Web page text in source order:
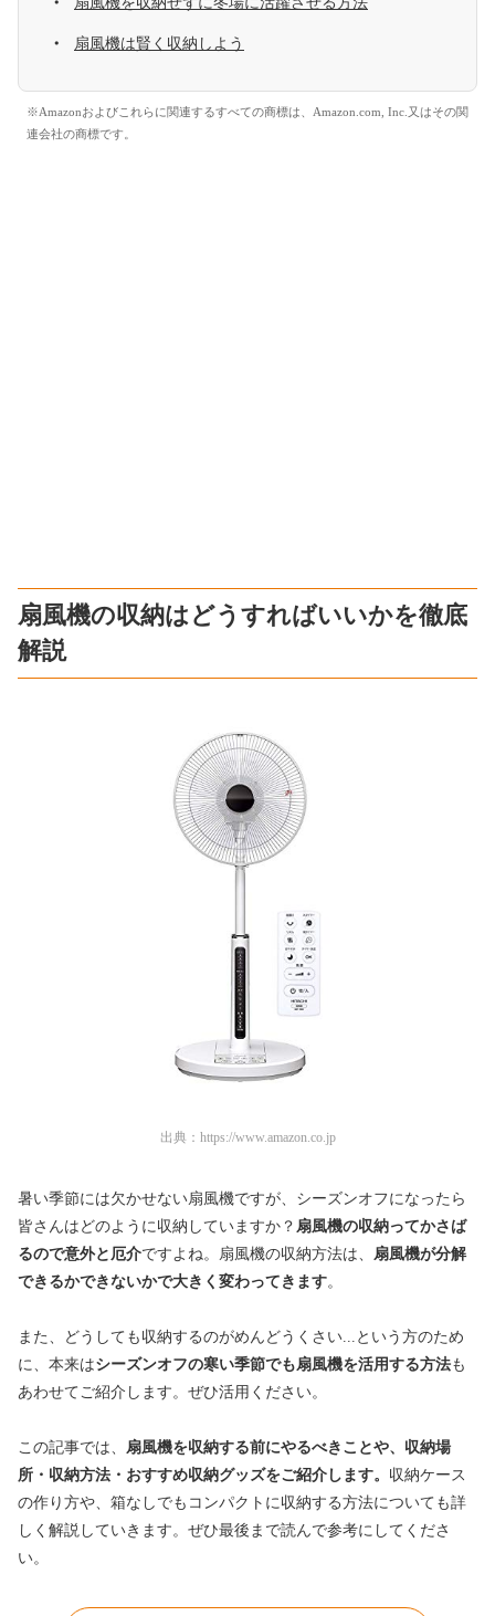
扇風機は賢く収納しよう
※Amazonおよびこれらに関連するすべての商標は、Amazon.com, Inc.又はその関
連会社の商標です。
扇風機の収納はどうすればいいかを徹底
解説
出典： https://www.amazon.co.jp
暑い季節には欠かせない扇風機ですが、シーズンオフになったら
皆さんはどのように収納していますか？ 扇風機の収納ってかさば
るので意外と厄介ですよね。扇風機の収納方法は、 扇風機が分解
できるかできないかで大きく変わってきます。
また、どうしても収納するのがめんどうくさい...という方のため
に、本来はシーズンオフの寒い季節でも扇風機を活用する方法も
あわせてご紹介します。ぜひ活用ください。
この記事では、 扇風機を収納する前にやるべきことや、収納場
所・収納方法・おすすめ収納グッズをご紹介します。 収納ケース
の作り方や、箱なしでもコンパクトに収納する方法についても詳
しく解説していきます。ぜひ最後まで読んで参考にしてくださ
い。